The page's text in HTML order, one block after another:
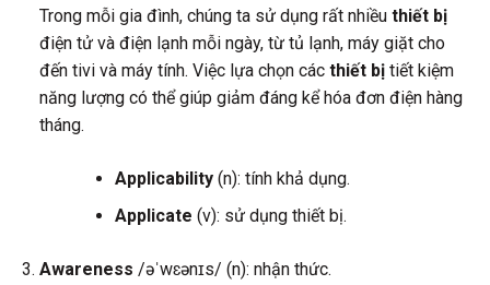
Trong mỗi gia đình, chúng ta sử dụng rất nhiều thiết bị
điện tử và điện lạnh mỗi ngày, từ tủ lạnh, máy giặt cho
đến tivi và máy tính. Việc lựa chọn các thiết bịtiết kiệm
năng lượng có thể giúp giảm đáng kể hóa đơn điện hàng
tháng.
Applicability(n): tính khả dụng.
Applicate (v): sử dụng thiết bị.
Awareness /əˈwɛənɪs/ (n): nhận thức.